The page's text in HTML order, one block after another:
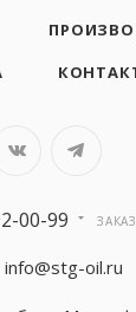
00-99
info@stg-oil.ru